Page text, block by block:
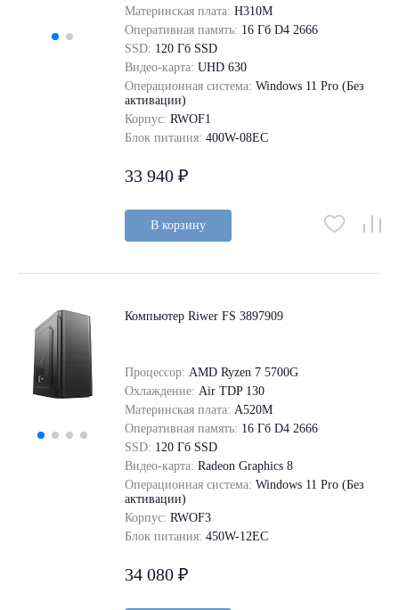
Материнская плата: H310M
Оперативная память: 16 Гб D4 2666
SSD: 120 Гб SSD
Видео-карта: UHD 630
Операционная система: Windows 11 Pro (Без
активации)
Корпус: RWOF1
Блок питания: 400W-08EC
33 940 ₽
В корзину
Компьютер Riwer FS 3897909
Процессор: AMD Ryzen 7 5700G
Охлаждение: Air TDP 130
Материнская плата: A520M
Оперативная память: 16 Гб D4 2666
SSD: 120 Гб SSD
Видео-карта: Radeon Graphics 8
Операционная система: Windows 11 Pro (Без
активации)
Корпус: RWOF3
Блок питания: 450W-12EC
34 080 ₽